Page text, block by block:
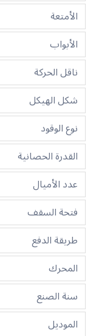
الأمتعة
الأبواب
ناقل الحركة
شكل الهيكل
نوع الوقود
القدرة الحصانية
عدد الأميال
فتحة السقف
طريقة الدفع
المحرك
سنة الصنع
الموديل